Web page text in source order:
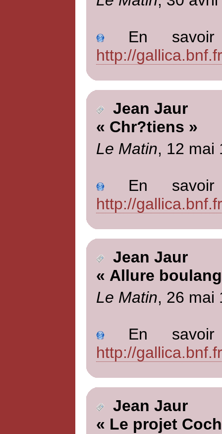
En savoir
http://
Jean Jaur
« Chr?tiens »
Le Matin, 12 mai
En savoir
http://
Jean Jaur
« Allure
Le Matin, 26 mai
En savoir
http://
Jean Jaur
« Le projet